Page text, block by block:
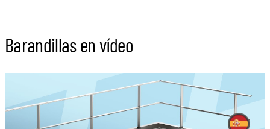
Barandillas en vídeo